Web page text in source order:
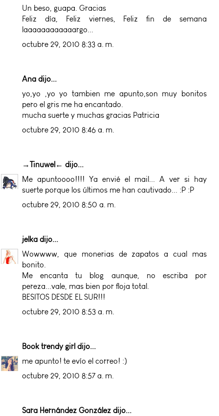
Un beso, guapa. Gracias
Feliz día, Feliz viernes, Feliz fin de semana
laaaaaaaaaaaargo...
octubre 29, 2010 8:33 a. m.
Ana dijo...
yo,yo ,yo yo tambien me apunto,son muy bonitos
pero el gris me ha encantado.
mucha suerte y muchas gracias Patricia
octubre 29, 2010 8:46 a. m.
→Tinuwel← dijo...
Me apuntoooo!!!! Ya envié el mail... A ver si hay
suerte porque los últimos me han cautivado... :P :P
octubre 29, 2010 8:50 a. m.
jelka dijo...
Wowwww, que monerias de zapatos a cual mas
bonito.
Me encanta tu blog aunque, no escriba por
pereza...vale, mas bien por floja total.
BESITOS DESDE EL SUR!!!
octubre 29, 2010 8:53 a. m.
Book trendy girl dijo...
me apunto! te evío el correo! :)
octubre 29, 2010 8:57 a. m.
Sara Hernández González dijo...